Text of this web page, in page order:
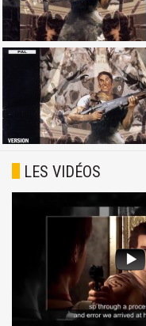
LES VIDÉOS